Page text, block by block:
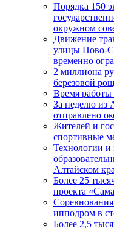
Порядка 150
окружном
Движение
улицы Ново-
временно
2 миллиона
березовой
Время
За неделю из
отправлено
Жителей и
спортивные
Технологии
Алтайском
Более 25
проекта
ипподром в
Более 2,5